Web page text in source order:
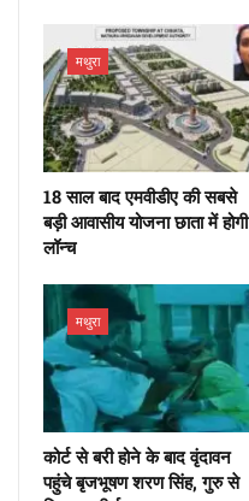
मथुरा
18 साल बाद एमवीडीए की सबसे
बड़ी आवासीय योजना छाता में होगी
लॉन्च
मथुरा
कोर्ट से बरी होने के बाद वृंदावन
पहुंचे बृजभूषण शरण सिंह, गुरु से